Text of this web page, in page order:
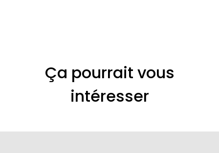
Ça pourrait vous
intéresser